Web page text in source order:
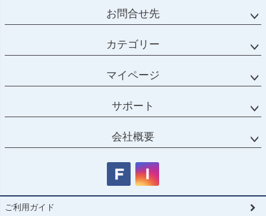
お問合せ先
カテゴリー
マイページ
サポート
会社概要
ご利用ガイド